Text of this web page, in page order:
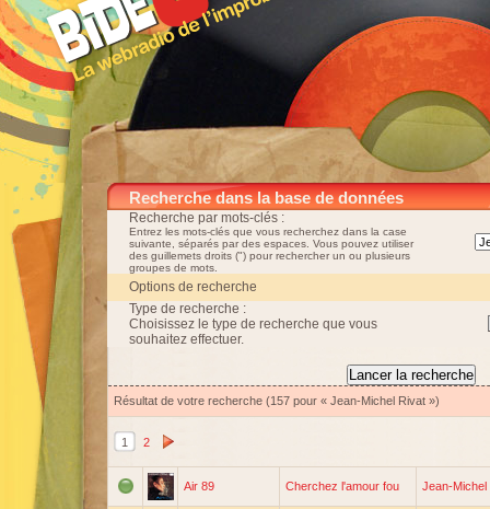
Recherche dans la base de données
Recherche par mots-clés :
Entrez les mots-clés que vous recherchez dans la case
suivante, séparés par des espaces. Vous pouvez utiliser
des guillemets droits (") pour rechercher un ou plusieurs
groupes de mots.
Options de recherche
Type de recherche :
Choisissez le type de recherche que vous
souhaitez effectuer.
Résultat de votre recherche (157 pour « Jean-Michel Rivat »)
1 2
Air 89 Cherchez l'amour fou Jean-Michel